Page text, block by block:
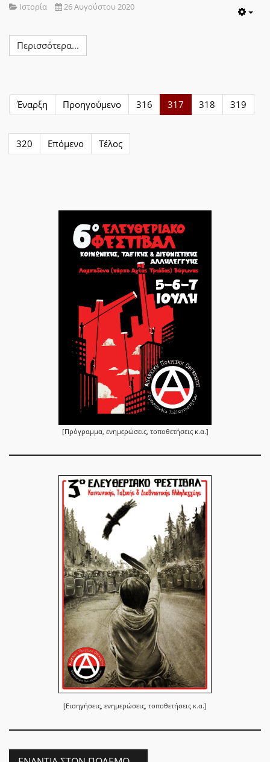
Ιστορία 26 Αυγούστου 2020
Περισσότερα...
Έναρξη Προηγούμενο 316 317 318 319
320 Επόμενο Τέλος
[Πρόγραμμα, ενημερώσεις, τοποθετήσεις κ.α.]
[Εισηγήσεις, ενημερώσεις, τοποθετήσεις κ.α.]